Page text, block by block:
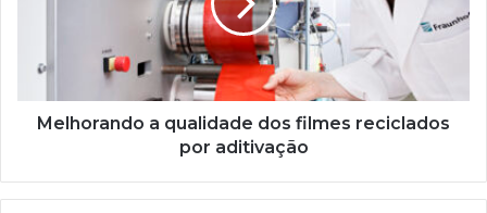
aditivação
Melhorando a qualidade dos filmes reciclados
por aditivação